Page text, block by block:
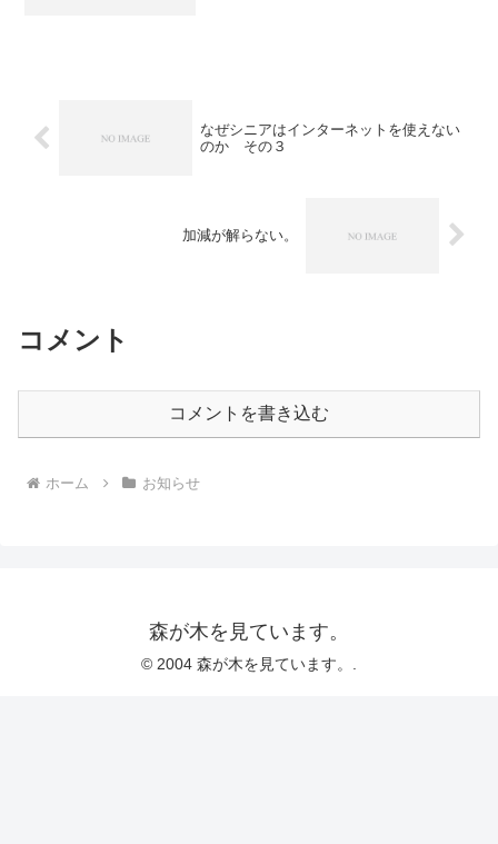
なぜシニアはインターネットを使えない
のか その３
加減が解らない。
コメント
コメントを書き込む
ホーム お知らせ
森が木を見ています。
© 2004 森が木を見ています。.